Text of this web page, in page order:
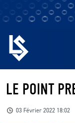
EQUIPES
BILLETTERIE
LE POINT
03 Février 2022 18:02